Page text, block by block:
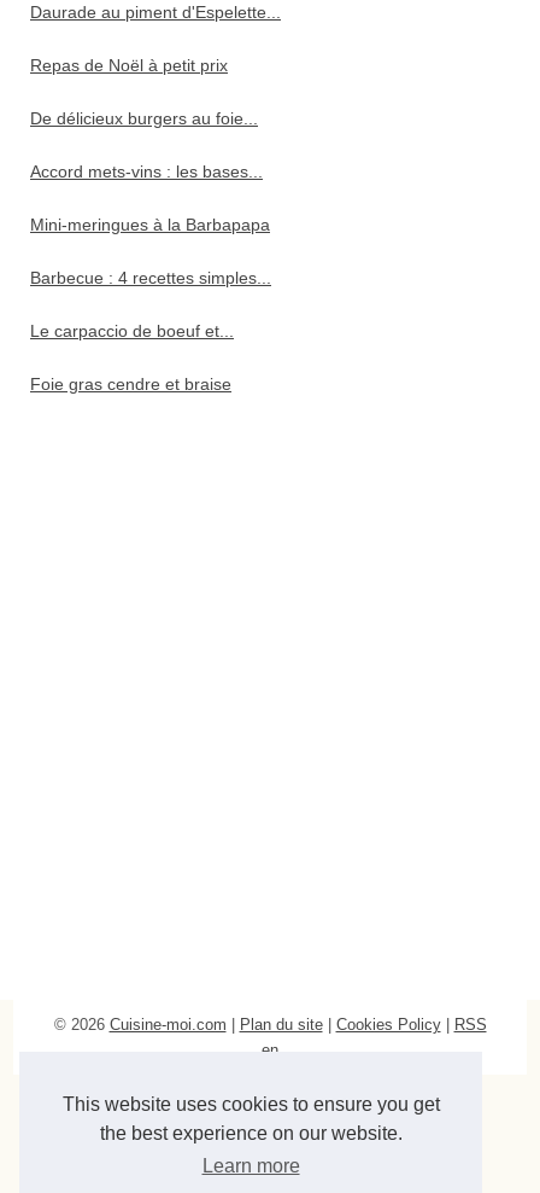
This website uses cookies to ensure you get
the best experience on our website.
Learn more
Daurade au piment d'Espelette...
Repas de Noël à petit prix
De délicieux burgers au foie...
Accord mets-vins : les bases...
Mini-meringues à la Barbapapa
Barbecue : 4 recettes simples...
Le carpaccio de boeuf et...
Foie gras cendre et braise
© 2026 Cuisine-moi.com | Plan du site| Cookies Policy| RSS
en